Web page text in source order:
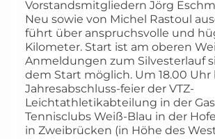
Vorstandsmitgliedern Jörg
Neu sowie von Michel Rastoul
führt über anspruchsvolle und
Kilometer. Start ist am oberen
Anmeldungen zum Silvesterlauf
dem Start möglich. Um 18.00
Jahresabschluss-feier der VTZ-
Leichtathletikabteilung in der
Tennisclubs Weiß-Blau in der
in Zweibrücken (in Höhe des